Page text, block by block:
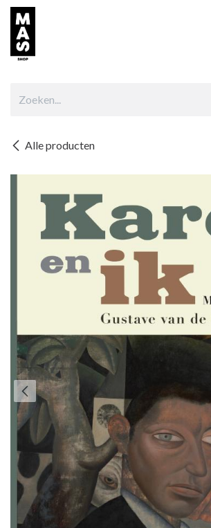
Overslaan naar inhoud
Alle producten